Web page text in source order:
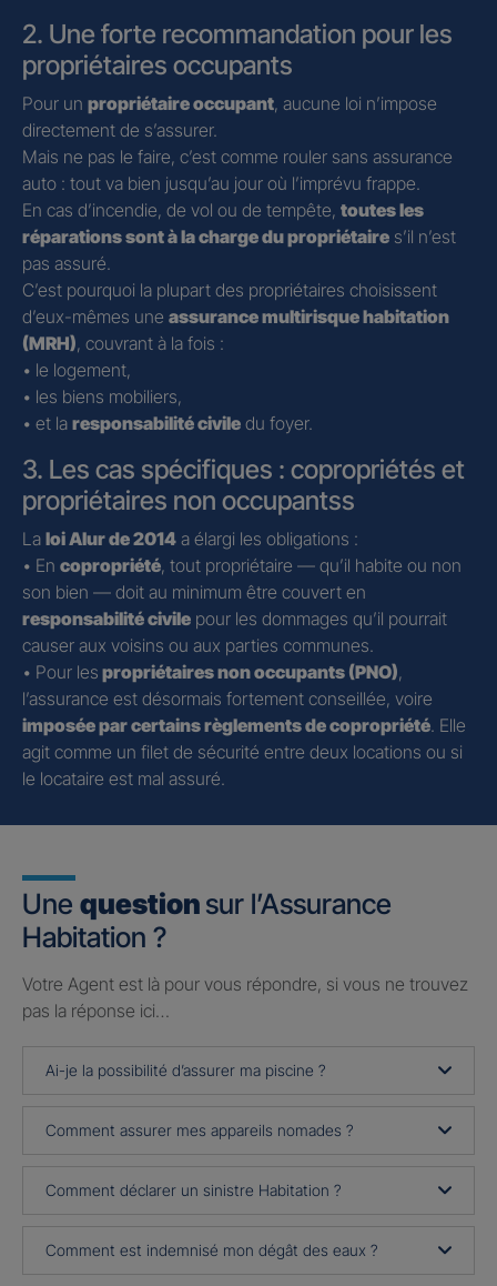
2. Une forte recommandation pour les
propriétaires occupants
Pour un propriétaire occupant, aucune loi n’impose
directement de s’assurer.
Mais ne pas le faire, c’est comme rouler sans assurance
auto : tout va bien jusqu’au jour où l’imprévu frappe.
En cas d’incendie, de vol ou de tempête, toutes les
réparations sont à la charge du propriétaire s’il n’est
pas assuré.
C’est pourquoi la plupart des propriétaires choisissent
d’eux-mêmes une assurance multirisque habitation
(MRH), couvrant à la fois :
• le logement,
• les biens mobiliers,
• et la responsabilité civile du foyer.
3. Les cas spécifiques : copropriétés et
propriétaires non occupantss
La loi Alur de 2014 a élargi les obligations :
• En copropriété, tout propriétaire — qu’il habite ou non
son bien — doit au minimum être couvert en
responsabilité civile pour les dommages qu’il pourrait
causer aux voisins ou aux parties communes.
• Pour les propriétaires non occupants (PNO),
l’assurance est désormais fortement conseillée, voire
imposée par certains règlements de copropriété. Elle
agit comme un filet de sécurité entre deux locations ou si
le locataire est mal assuré.
Une question sur l’Assurance
Habitation ?
Votre Agent est là pour vous répondre, si vous ne trouvez
pas la réponse ici…
Ai-je la possibilité d’assurer ma piscine ?
Comment assurer mes appareils nomades ?
Comment déclarer un sinistre Habitation ?
Comment est indemnisé mon dégât des eaux ?